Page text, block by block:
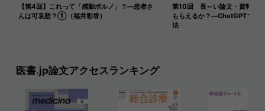
【第4回】これって「感動ポルノ」？―患者さ
んは可哀想？①（福井彩香）
第10回 長～い論文・資料を
もらえるか？―ChatGPTで長
法
医書.jp論文アクセスランキング